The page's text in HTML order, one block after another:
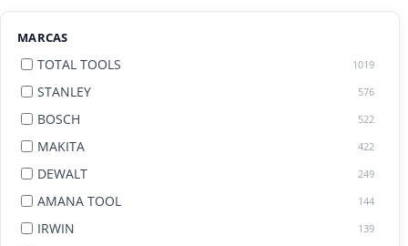
MARCAS
TOTAL TOOLS 1019
STANLEY 576
BOSCH 522
MAKITA 422
DEWALT 249
AMANA TOOL 144
IRWIN 139